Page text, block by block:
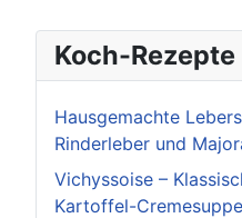
Koch-Rezepte
Hausgemachte
Rinderleber und
Vichyssoise –
Kartoffel-Cremesuppe